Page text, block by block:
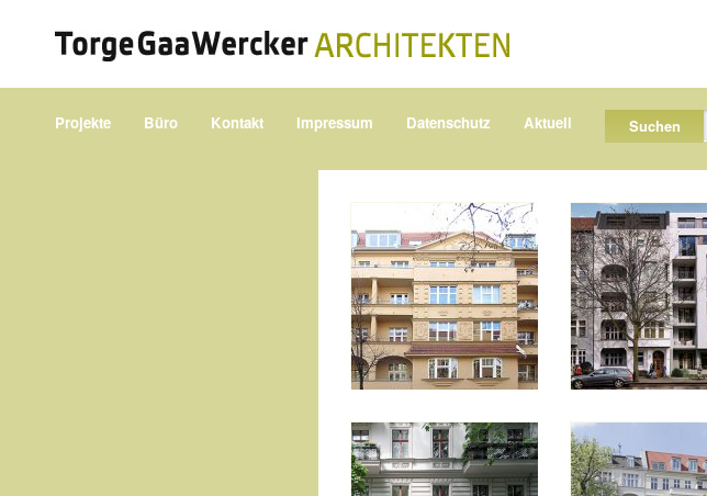
Projekte Büro Kontakt Impressum Datenschutz Aktuell